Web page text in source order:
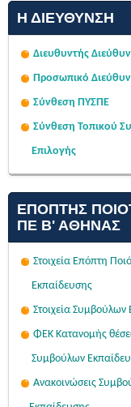
Η ΔΙΕΎΘΥΝΣΗ
Διευθυντής
Προσωπικό
Σύνθεση ΠΥΣΠΕ
Σύνθεση Τοπικού
Επιλογής
ΕΠΌΠΤΗΣ
ΠΕ Β' ΑΘΉΝΑΣ
Στοιχεία Επόπτη
Εκπαίδευσης
Στοιχεία
ΦΕΚ Κατανομής
Συμβούλων
Ανακοινώσεις